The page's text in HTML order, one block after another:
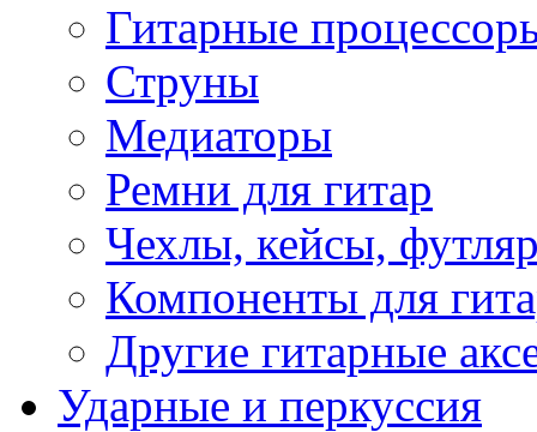
Гитарные
Струны
Медиаторы
Ремни для гитар
Чехлы, кейсы,
Компоненты для
Другие гитарные
Ударные и перкуссия